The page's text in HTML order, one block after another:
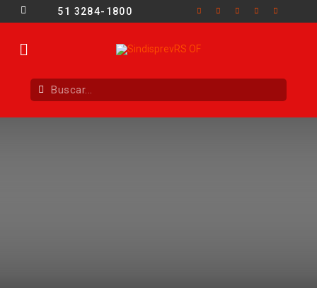
51 3284-1800